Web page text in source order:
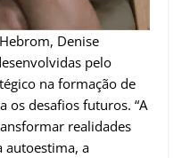
Denise
pelo
na formação de
os desafios futuros. “A
realidades
autoestima, a